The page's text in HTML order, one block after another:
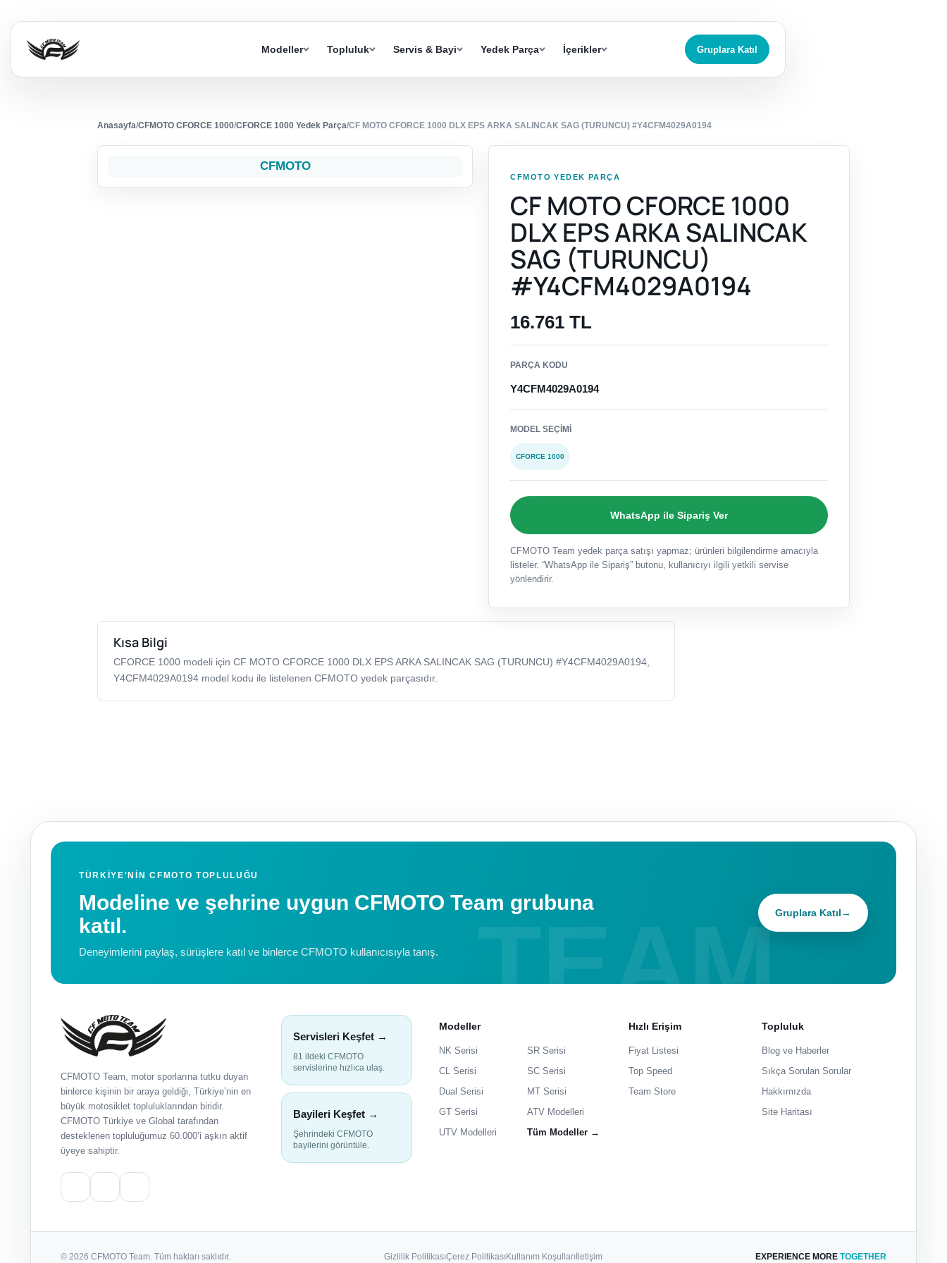
Modeller Topluluk Servis & Bayi Yedek Parça İçerikler Gruplara Katıl
Anasayfa/CFMOTO CFORCE 1000/CFORCE 1000 Yedek Parça/CF MOTO CFORCE 1000 DLX EPS ARKA SALINCAK SAG (TURUNCU) #Y4CFM4029A0194
CFMOTO
CFMOTO YEDEK PARÇA
CF MOTO CFORCE 1000
DLX EPS ARKA SALINCAK
SAG (TURUNCU)
#Y4CFM4029A0194
16.761 TL
PARÇA KODU
Y4CFM4029A0194
MODEL SEÇIMI
CFORCE 1000
WhatsApp ile Sipariş Ver
CFMOTO Team yedek parça satışı yapmaz; ürünleri bilgilendirme amacıyla
listeler. “WhatsApp ile Sipariş” butonu, kullanıcıyı ilgili yetkili servise
yönlendirir.
Kısa Bilgi
CFORCE 1000 modeli için CF MOTO CFORCE 1000 DLX EPS ARKA SALINCAK SAG (TURUNCU) #Y4CFM4029A0194,
Y4CFM4029A0194 model kodu ile listelenen CFMOTO yedek parçasıdır.
TÜRKIYE'NIN CFMOTO TOPLULUĞU
Modeline ve şehrine uygun CFMOTO Team grubuna
katıl.
Deneyimlerini paylaş, sürüşlere katıl ve binlerce CFMOTO kullanıcısıyla tanış.
Gruplara Katıl→
CFMOTO Team, motor sporlarına tutku duyan
binlerce kişinin bir araya geldiği, Türkiye’nin en
büyük motosiklet topluluklarından biridir.
CFMOTO Türkiye ve Global tarafından
desteklenen topluluğumuz 60.000’i aşkın aktif
üyeye sahiptir.
Servisleri Keşfet →
81 ildeki CFMOTO
servislerine hızlıca ulaş.
Bayileri Keşfet →
Şehrindeki CFMOTO
bayilerini görüntüle.
Modeller
NK Serisi
SR Serisi
CL Serisi
SC Serisi
Dual Serisi
MT Serisi
GT Serisi
ATV Modelleri
UTV Modelleri
Tüm Modeller →
Hızlı Erişim
Fiyat Listesi
Top Speed
Team Store
Topluluk
Blog ve Haberler
Sıkça Sorulan Sorular
Hakkımızda
Site Haritası
© 2026 CFMOTO Team. Tüm hakları saklıdır. Gizlilik PolitikasıÇerez PolitikasıKullanım Koşullarıİletişim EXPERIENCE MORE TOGETHER